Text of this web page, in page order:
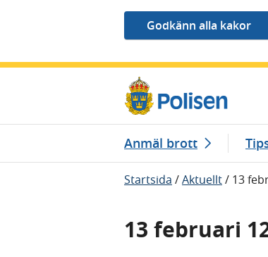
Anmäl brott
Startsida /Aktuellt/ 13
13 februari